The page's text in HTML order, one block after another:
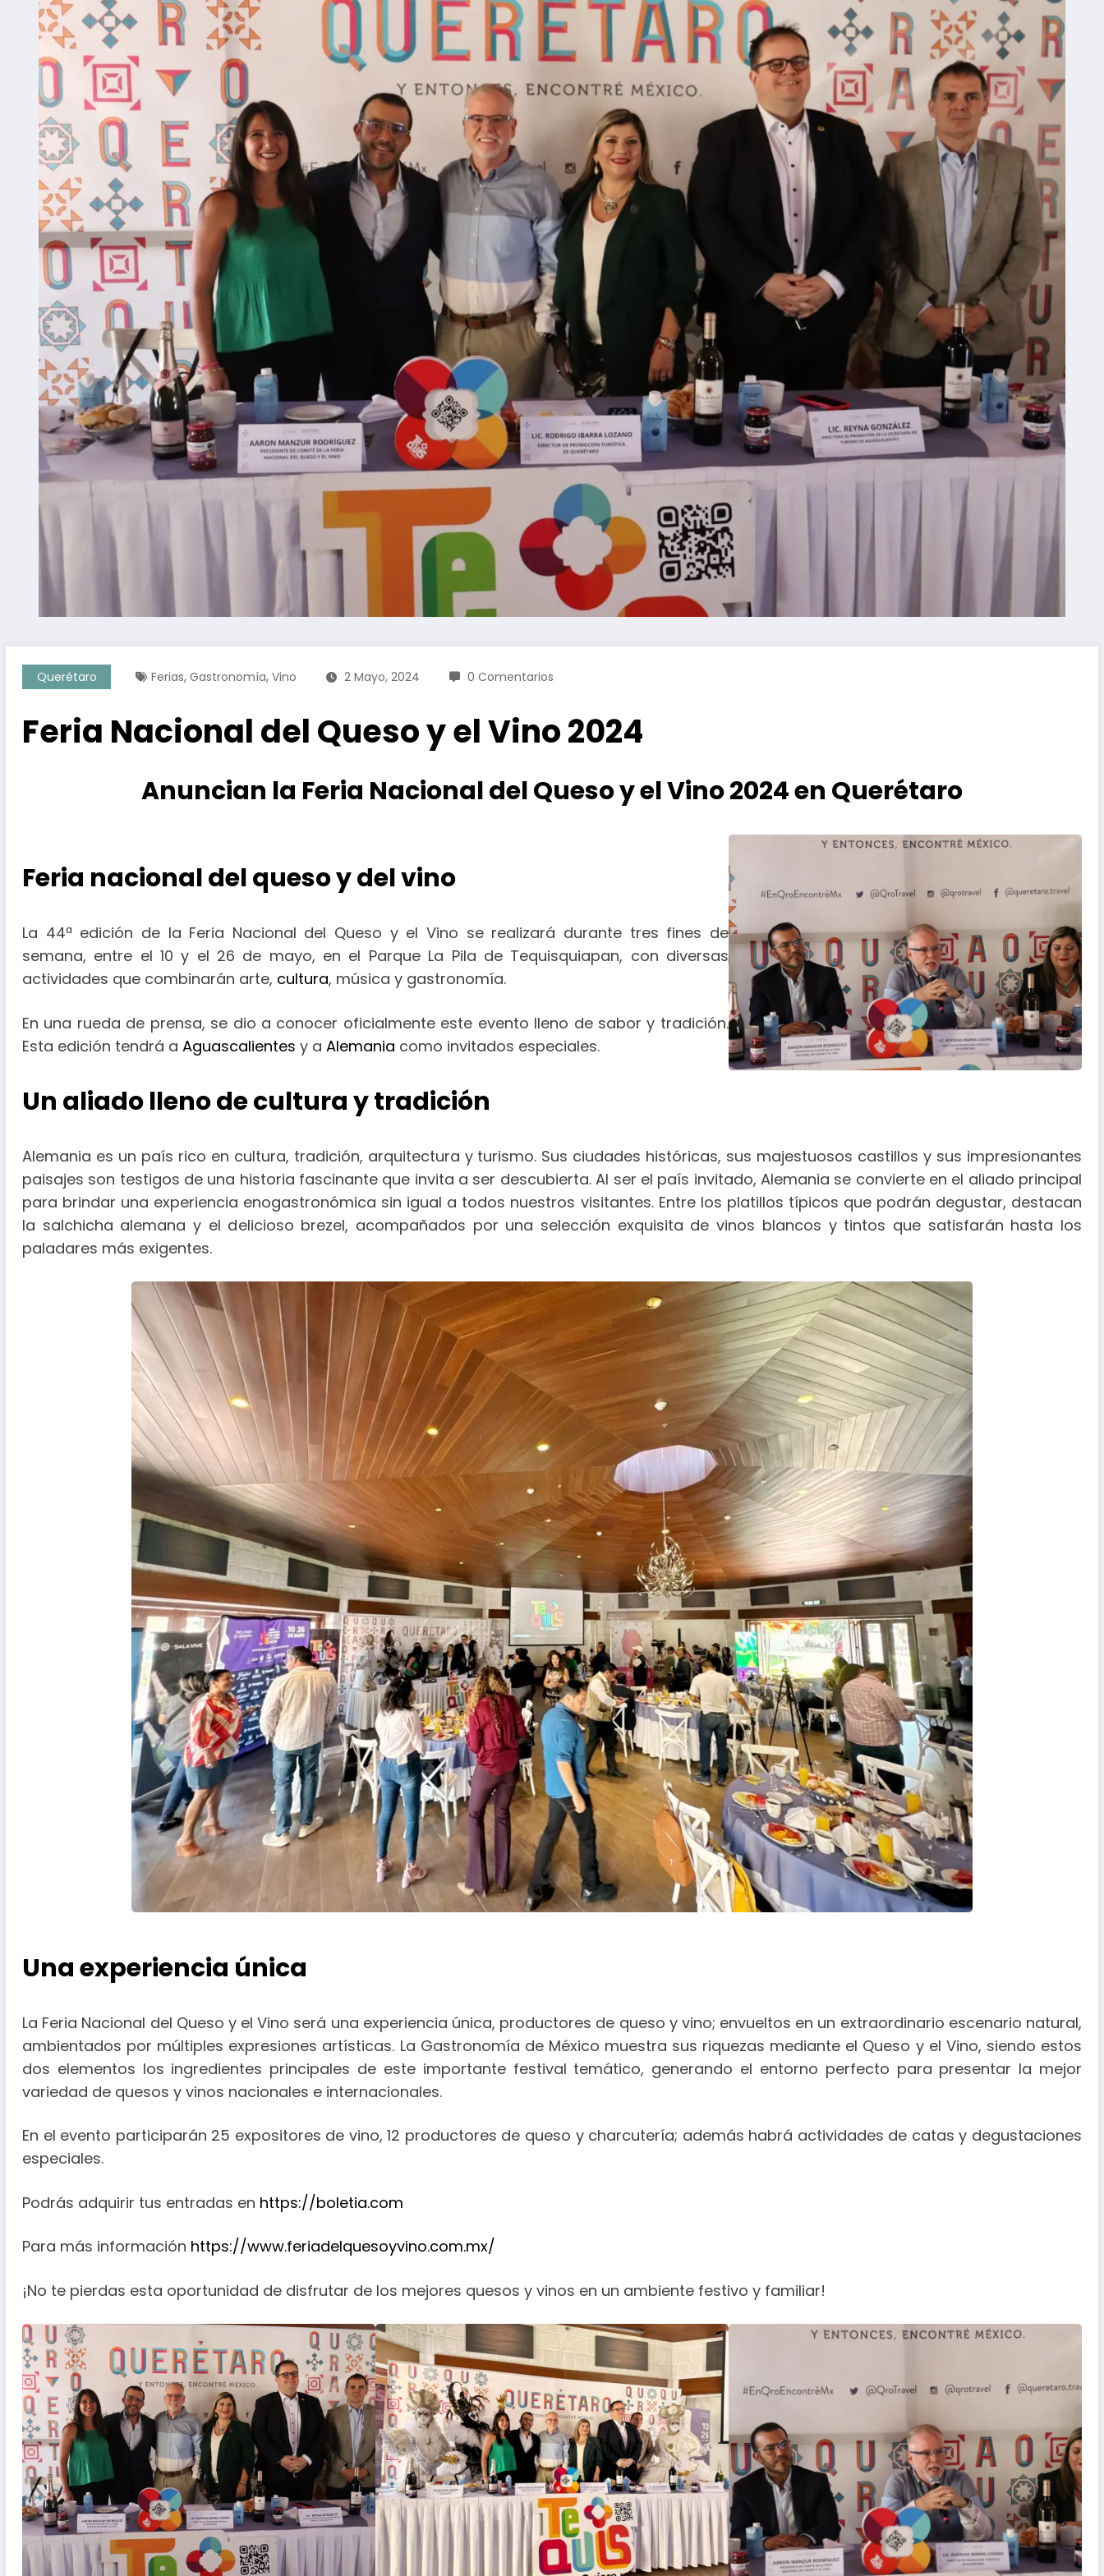
Querétaro Ferias, Gastronomía, Vino 2 Mayo, 2024 0 Comentarios
Feria Nacional del Queso y el Vino 2024
Anuncian la Feria Nacional del Queso y el Vino 2024 en Querétaro
Feria nacional del queso y del vino
La 44ª edición de la Feria Nacional del Queso y el Vino se realizará durante tres fines de
semana, entre el 10 y el 26 de mayo, en el Parque La Pila de Tequisquiapan, con diversas
actividades que combinarán arte, cultura, música y gastronomía.
En una rueda de prensa, se dio a conocer oficialmente este evento lleno de sabor y tradición.
Esta edición tendrá a Aguascalientes y a Alemania como invitados especiales.
Un aliado lleno de cultura y tradición
Alemania es un país rico en cultura, tradición, arquitectura y turismo. Sus ciudades históricas, sus majestuosos castillos y sus impresionantes
paisajes son testigos de una historia fascinante que invita a ser descubierta. Al ser el país invitado, Alemania se convierte en el aliado principal
para brindar una experiencia enogastronómica sin igual a todos nuestros visitantes. Entre los platillos típicos que podrán degustar, destacan
la salchicha alemana y el delicioso brezel, acompañados por una selección exquisita de vinos blancos y tintos que satisfarán hasta los
paladares más exigentes.
Una experiencia única
La Feria Nacional del Queso y el Vino será una experiencia única, productores de queso y vino; envueltos en un extraordinario escenario natural,
ambientados por múltiples expresiones artísticas. La Gastronomía de México muestra sus riquezas mediante el Queso y el Vino, siendo estos
dos elementos los ingredientes principales de este importante festival temático, generando el entorno perfecto para presentar la mejor
variedad de quesos y vinos nacionales e internacionales.
En el evento participarán 25 expositores de vino, 12 productores de queso y charcutería; además habrá actividades de catas y degustaciones
especiales.
Podrás adquirir tus entradas en https://boletia.com
Para más información https://www.feriadelquesoyvino.com.mx/
¡No te pierdas esta oportunidad de disfrutar de los mejores quesos y vinos en un ambiente festivo y familiar!